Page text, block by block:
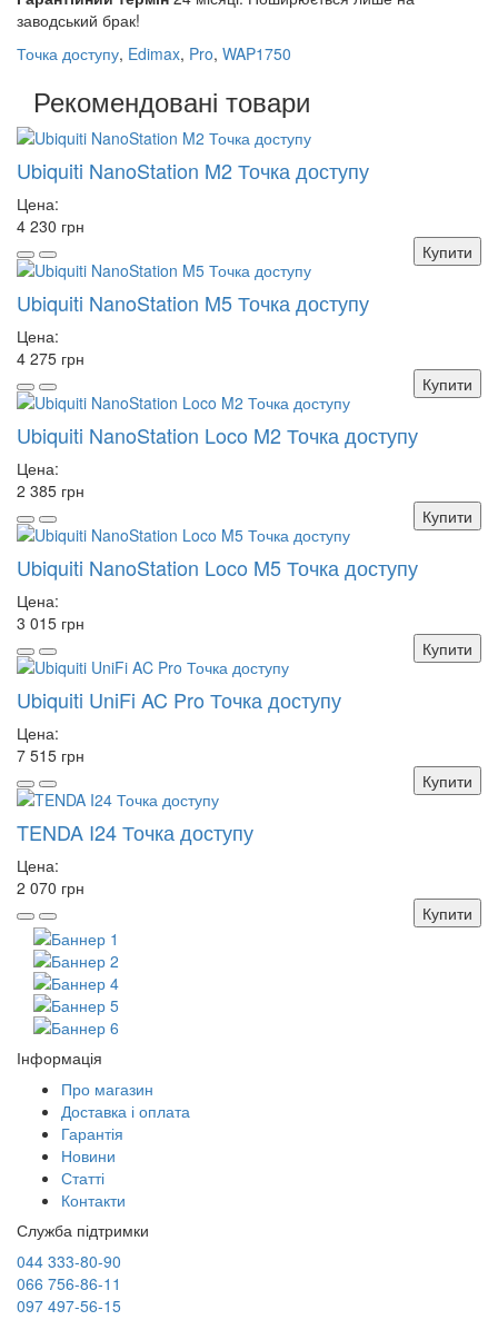
заводський брак!
Точка доступу, Edimax, Pro, WAP1750
Рекомендовані товари
Ubiquiti NanoStation M2 Точка доступу
Цена:
4 230 грн
Купити
Ubiquiti NanoStation M5 Точка доступу
Цена:
4 275 грн
Купити
Ubiquiti NanoStation Loco M2 Точка доступу
Цена:
2 385 грн
Купити
Ubiquiti NanoStation Loco M5 Точка доступу
Цена:
3 015 грн
Купити
Ubiquiti UniFi AC Pro Точка доступу
Цена:
7 515 грн
Купити
TENDA I24 Точка доступу
Цена:
2 070 грн
Купити
Інформація
Про магазин
Доставка і оплата
Гарантія
Новини
Статті
Контакти
Служба підтримки
044 333-80-90
066 756-86-11
097 497-56-15